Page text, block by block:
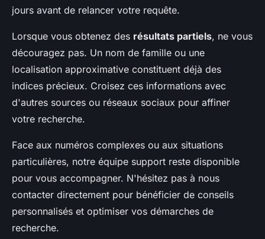
jours avant de relancer votre requête.
Lorsque vous obtenez des résultats partiels, ne vous
découragez pas. Un nom de famille ou une
localisation approximative constituent déjà des
indices précieux. Croisez ces informations avec
d'autres sources ou réseaux sociaux pour affiner
votre recherche.
Face aux numéros complexes ou aux situations
particulières, notre équipe support reste disponible
pour vous accompagner. N'hésitez pas à nous
contacter directement pour bénéficier de conseils
personnalisés et optimiser vos démarches de
recherche.